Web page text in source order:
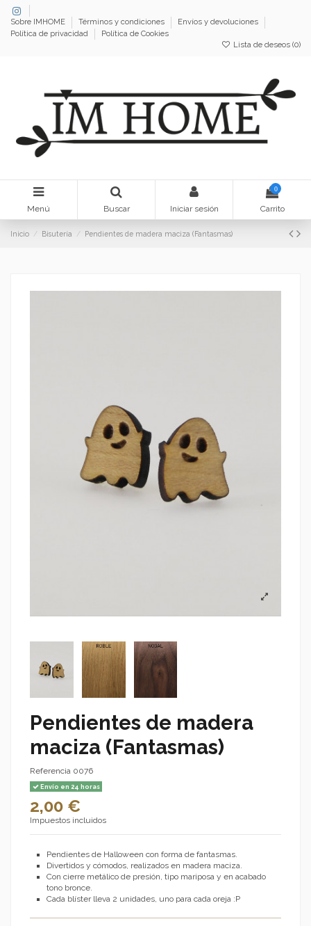
Sobre IMHOME Términos y condiciones
Envíos y devoluciones
Política de privacidad
Política de Cookies
Lista de deseos (0)
Menú Buscar Iniciar sesión
0
Carrito
Inicio Bisutería Pendientes de madera maciza (Fantasmas)
Pendientes de madera
maciza (Fantasmas)
Referencia 0076
Envío en 24 horas
2,00 €
Impuestos incluidos
Pendientes de Halloween con forma de fantasmas.
Divertidos y cómodos, realizados en madera maciza.
Con cierre metálico de presión, tipo mariposa y en acabado
tono bronce.
Cada blíster lleva 2 unidades, uno para cada oreja :P